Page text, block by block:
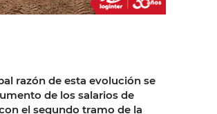
razón de esta evolución se
de los salarios de
el segundo tramo de la